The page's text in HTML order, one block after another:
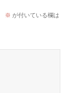
※ が付いている欄は